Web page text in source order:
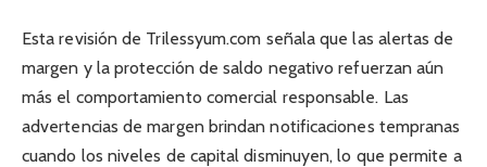
Esta revisión de Trilessyum.com señala que las alertas de
margen y la protección de saldo negativo refuerzan aún
más el comportamiento comercial responsable. Las
advertencias de margen brindan notificaciones tempranas
cuando los niveles de capital disminuyen, lo que permite a